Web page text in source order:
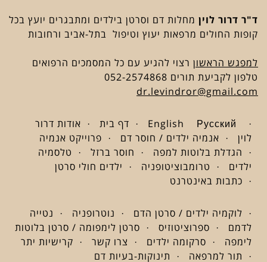
ד"ר דרור לוין מחלות דם וסרטן בילדים ומתבגרים יועץ בכל
קופות החולים מרפאות יעוץ וטיפול בתל-אביב ורחובות
למפגש הראשון רצוי להגיע עם כל המסמכים הרפואים
טלפון לקביעת תורים 052-2574868
dr.levindror@gmail.com
English Русский דף בית
אודות דרור
לוין
אנמיה ילדים / חוסר דם
פרוייקט אנמיה
הגדלת בלוטות למפה
חוסר ברזל
טלסמיה
ילדים
טרומבוציטופניה
ילדים חולי סרטן
כתבות באינטרנט
לוקמיה ילדים / סרטן הדם נוטרופניה
נטייה
לדמם
ספרוציטוזיס
סרטן לימפומה / סרטן בלוטות
לימפה
סרקומה ילדים צרו קשר
קרישיות יתר
תור למרפאה
תינוקות-בעיות דם